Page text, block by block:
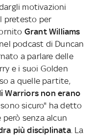
motivazioni
pretesto per
Grant Williams
podcast di Duncan
a parlare delle
e i suoi Golden
a quelle partite,
Warriors non erano
sicuro" ha detto
però senza alcun
più disciplinata. La